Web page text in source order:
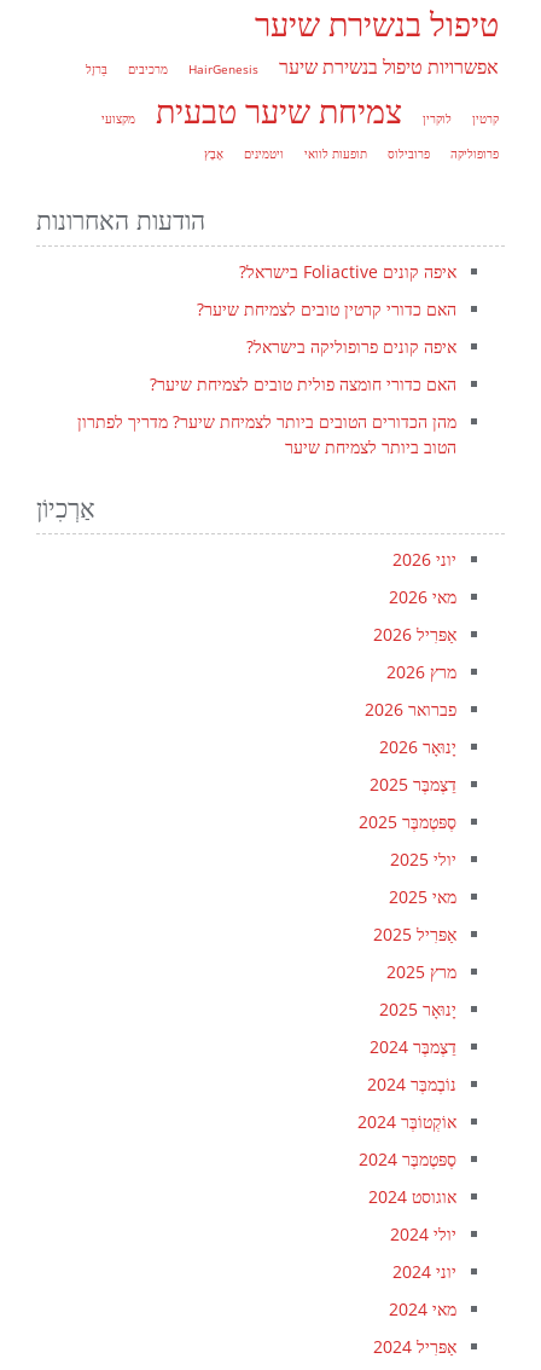
טיפול בנשירת שיער
אפשרויות טיפול בנשירת שיער HairGenesis מרכיבים בַּרזֶל
קרטין לוקרין צמיחת שיער טבעית מקצועי
פרופוליקה פרובילוס תופעות לוואי ויטמינים אָבָץ
הודעות האחרונות
איפה קונים Foliactive בישראל?
האם כדורי קרטין טובים לצמיחת שיער?
איפה קונים פרופוליקה בישראל?
האם כדורי חומצה פולית טובים לצמיחת שיער?
מהן הכדורים הטובים ביותר לצמיחת שיער? מדריך לפתרון
הטוב ביותר לצמיחת שיער
אַרְכִיוֹן
יוני 2026
מאי 2026
אַפּרִיל 2026
מרץ 2026
פברואר 2026
יָנוּאָר 2026
דֵצֶמבֶּר 2025
סֶפּטֶמבֶּר 2025
יולי 2025
מאי 2025
אַפּרִיל 2025
מרץ 2025
יָנוּאָר 2025
דֵצֶמבֶּר 2024
נוֹבֶמבֶּר 2024
אוֹקְטוֹבֶּר 2024
סֶפּטֶמבֶּר 2024
אוגוסט 2024
יולי 2024
יוני 2024
מאי 2024
אַפּרִיל 2024